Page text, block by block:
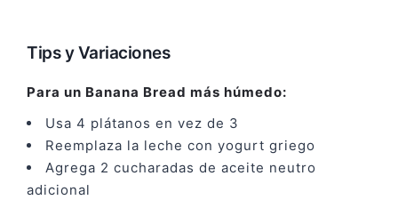
Tips y Variaciones
Para un Banana Bread más húmedo:
Usa 4 plátanos en vez de 3
Reemplaza la leche con yogurt griego
Agrega 2 cucharadas de aceite neutro
adicional